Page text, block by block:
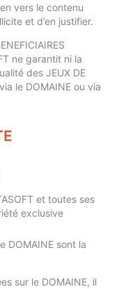
vers le contenu
et d’en justifier.
ne garantit ni la
des JEUX DE
le DOMAINE ou via
et toutes ses
exclusive
DOMAINE sont la
sur le DOMAINE, il